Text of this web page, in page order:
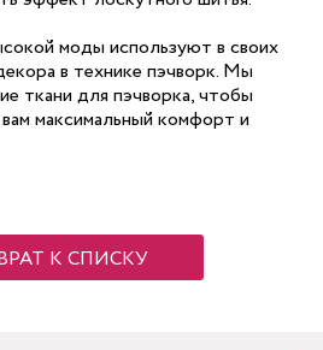
моды используют в своих
в технике пэчворк. Мы
ткани для пэчворка, чтобы
максимальный комфорт и
К СПИСКУ